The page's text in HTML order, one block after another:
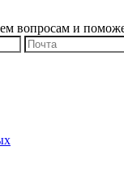
вопросам и